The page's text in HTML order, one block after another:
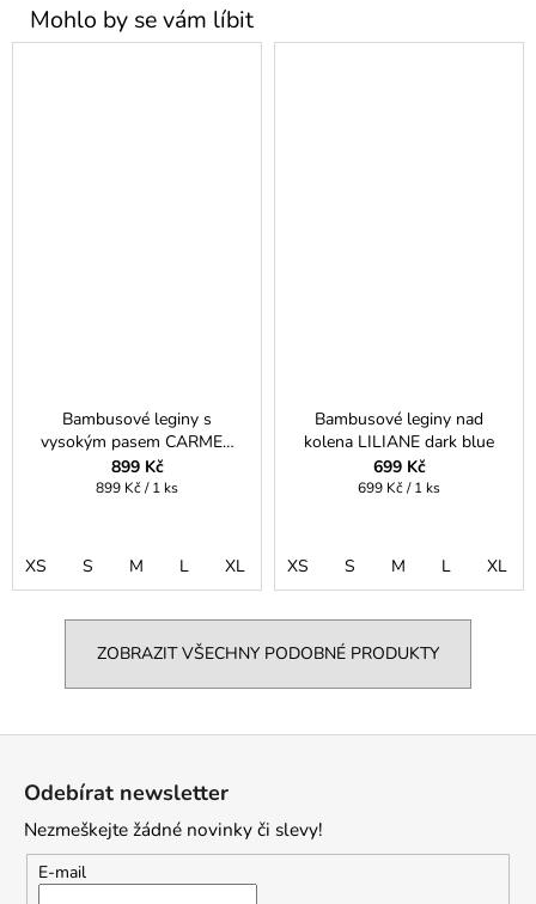
Bambusové leginy s
vysokým pasem CARMEN
dark blue
899 Kč
Měrná
899 Kč / 1 ks
XS S M L XL
Bambusové leginy nad
kolena LILIANE dark blue
699 Kč
Měrná
699 Kč / 1 ks
XS S M L XL
ZOBRAZIT VŠECHNY PODOBNÉ PRODUKTY
Odebírat newsletter
Nezmeškejte žádné novinky či slevy!
E-mail